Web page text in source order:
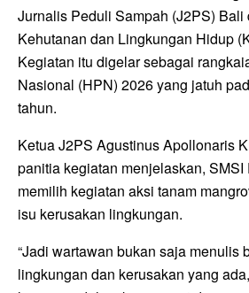
Jurnalis Peduli Sampah (J2PS) Bali
Kehutanan dan Lingkungan Hidup
Kegiatan itu digelar sebagai
Nasional (HPN) 2026 yang jatuh
tahun.
Ketua J2PS Agustinus Apollonaris
panitia kegiatan menjelaskan,
memilih kegiatan aksi tanam
isu kerusakan lingkungan.
“Jadi wartawan bukan saja menulis
lingkungan dan kerusakan yang